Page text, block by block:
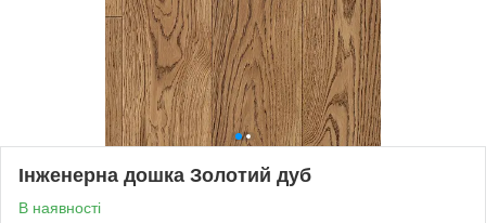
Інженерна дошка Золотий дуб
В наявності